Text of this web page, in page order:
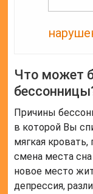
Что может
Причины
в которой Вы
мягкая
смена места
новое место
депрессия,